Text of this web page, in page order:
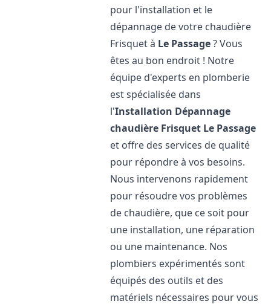
pour l'installation et le
dépannage de votre chaudière
Frisquet à Le Passage? Vous
êtes au bon endroit ! Notre
équipe d'experts en plomberie
est spécialisée dans
l'Installation Dépannage
chaudière Frisquet Le Passage
et offre des services de qualité
pour répondre à vos besoins.
Nous intervenons rapidement
pour résoudre vos problèmes
de chaudière, que ce soit pour
une installation, une réparation
ou une maintenance. Nos
plombiers expérimentés sont
équipés des outils et des
matériels nécessaires pour vous